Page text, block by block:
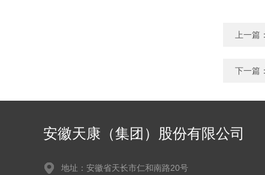
上一篇：
下一篇：
安徽天康（集团）股份有限公司
地址：安徽省天长市仁和南路20号